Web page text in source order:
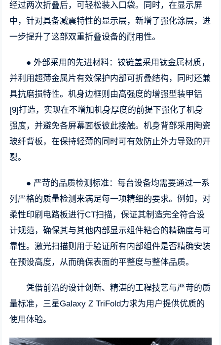
经过两次折叠后，可轻松装入口袋。同时，在显示屏
中，针对具备减震特性的显示层，新增了强化涂层，进
一步提升了这部双重折叠设备的耐用性。
● 外部采用的先进材料：铰链盖采用钛金属材质，
并利用超薄金属片有效保护内部可折叠结构，同时还兼
具抗磨损特性。机身边框则由高强度的增强型装甲铝
[9]打造，实现在不增加机身厚度的前提下强化了机身
强度，并避免各屏幕面板彼此接触。机身背部采用陶瓷
玻纤背板，在保持轻薄的同时可有效防止外力导致的开
裂。
● 严苛的品质检测标准：每台设备均需要通过一系
列严格的质量检测来满足每一项精细的要求。例如，对
柔性印刷电路板进行CT扫描，保证其制造完全符合设
计规范，确保其与其他内部显示组件粘合的精确度与可
靠性。激光扫描则用于验证所有内部组件是否精确安装
在预设高度，从而确保表面的平整度与整体品质。
凭借前沿的设计创新、精湛的工程技艺与严苛的质
量标准，三星Galaxy Z TriFold力求为用户提供优质的
使用体验。